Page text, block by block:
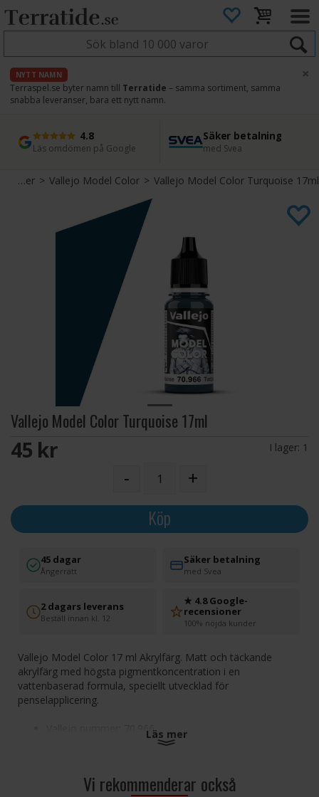
NYTT NAMN
Terraspel.se byter namn till Terratide – samma sortiment, samma
snabba leveranser, bara ett nytt namn.
×
4.8
Läs omdömen på Google
Säker betalning
med Svea
Snabb leverans
Direkt från lager
45 dagars ångerrätt
Enkel retur
Färg & Primer>Vallejo Model Color>Vallejo Model Color Turquoise 17ml
Vallejo Model Color Turquoise 17ml
45 SEK I lager: 1
- +
Köp
45 dagar
Ångerrätt
Säker betalning
med Svea
2 dagars leverans
Beställ innan kl. 12
★ 4.8 Google-
recensioner
100% nöjda kunder
Vallejo Model Color 17 ml Akrylfärg. Matt och täckande
akrylfärg med högsta pigmentkoncentration i en
vattenbaserad formula, speciellt utvecklad för
penselapplicering.
Vallejo nummer: 70.966
motsvarar Tamiya X-13
Vallejo Modellfärg Akryl-Färger Turkos
Läs mer
Vi rekommenderar också